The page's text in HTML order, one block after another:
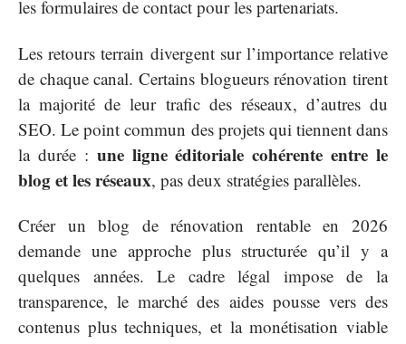
les formulaires de contact pour les partenariats.
Les retours terrain divergent sur l’importance relative
de chaque canal. Certains blogueurs rénovation tirent
la majorité de leur trafic des réseaux, d’autres du
SEO. Le point commun des projets qui tiennent dans
la durée : une ligne éditoriale cohérente entre le
blog et les réseaux, pas deux stratégies parallèles.
Créer un blog de rénovation rentable en 2026
demande une approche plus structurée qu’il y a
quelques années. Le cadre légal impose de la
transparence, le marché des aides pousse vers des
contenus plus techniques, et la monétisation viable